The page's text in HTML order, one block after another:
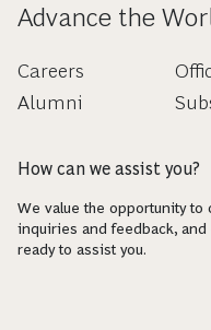
Advance the
Careers
Alumni
How can we assist you?
We value the opportunity to
inquiries and feedback,
ready to assist you.